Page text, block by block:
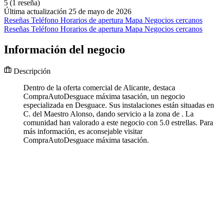
5 (1 reseña)
Última actualización 25 de mayo de 2026
Reseñas Teléfono Horarios de apertura Mapa Negocios cercanos
Reseñas Teléfono Horarios de apertura Mapa Negocios cercanos
Información del negocio
Descripción
Dentro de la oferta comercial de Alicante, destaca
CompraAutoDesguace máxima tasación, un negocio
especializada en Desguace. Sus instalaciones están situadas en
C. del Maestro Alonso, dando servicio a la zona de . La
comunidad han valorado a este negocio con 5.0 estrellas. Para
más información, es aconsejable visitar
CompraAutoDesguace máxima tasación.